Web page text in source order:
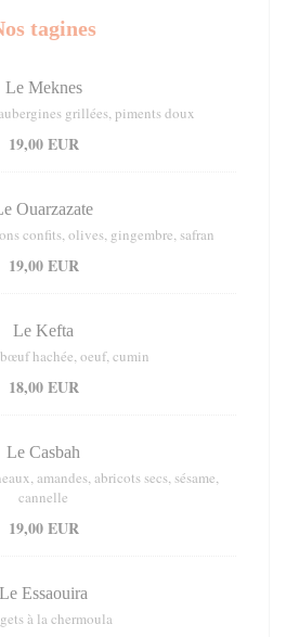
tagines
Le Meknes
grillées, piments doux
19,00 EUR
Ouarzazate
confits, olives, gingembre, safran
19,00 EUR
Le Kefta
hachée, oeuf, cumin
18,00 EUR
Le Casbah
amandes, abricots secs, sésame,
cannelle
19,00 EUR
Le Essaouira
à la chermoula